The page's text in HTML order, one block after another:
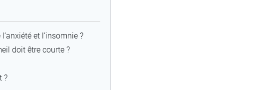
et l’insomnie ?
doit être courte ?
?